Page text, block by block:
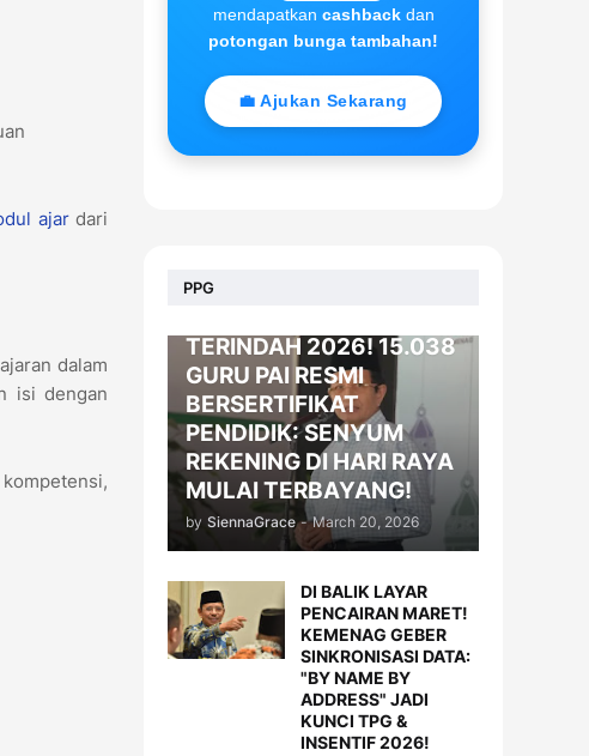
ajardari
dalam
isi dengan
mendapatkan cashbackdan
potongan bunga tambahan!
💼 Ajukan Sekarang
PPG
BERITA
TERINDAH 2026! 15.038
GURU PAI RESMI
BERSERTIFIKAT
PENDIDIK: SENYUM
REKENING DI HARI RAYA
MULAI TERBAYANG!
by SiennaGrace - March 20, 2026
DI BALIK LAYAR
PENCAIRAN MARET!
KEMENAG GEBER
SINKRONISASI DATA:
"BY NAME BY
ADDRESS" JADI
KUNCI TPG &
INSENTIF 2026!